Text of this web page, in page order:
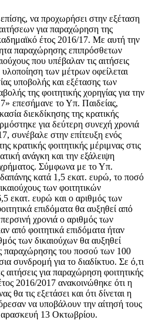
να προχωρήσει στην εξέταση
για παραχώρηση της
έτος 2016/17. Με αυτή την
παραχώρησης επιπρόσθετων
που υπέβαλαν τις αιτήσεις
των μέτρων οφείλεται
υποβολής και εξέτασης των
της φοιτητικής χορηγίας για την
επεσήμανε το Υπ. Παιδείας,
διεκδίκησης της κρατικής
για δεύτερη συνεχή χρονιά
συνέβαλε στην επίτευξη ενός
κρατικής φοιτητικής μέριμνας στις
ανάγκη και την εξάλειψη
Σύμφωνα με το Υπ.
κατά 1,5 εκατ. ευρώ, το ποσό
των φοιτητικών
εκατ. ευρώ και ο αριθμός των
επιδόματα θα αυξηθεί από
χρονιά ο αριθμός των
από φοιτητικά επιδόματα ήταν
των δικαιούχων θα αυξηθεί
παραχώρησης του ποσού των 100
συνδρομή για το διαδίκτυο. Σε ό,τι
αιτήσεις για παραχώρηση φοιτητικής
2016/2017 ανακοινώθηκε ότι η
θα τις εξετάσει και ότι δίνεται η
να υποβάλουν την αίτησή τους
13 Οκτωβρίου.